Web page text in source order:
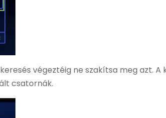
végeztéig ne szakítsa meg azt. A
csatornák.